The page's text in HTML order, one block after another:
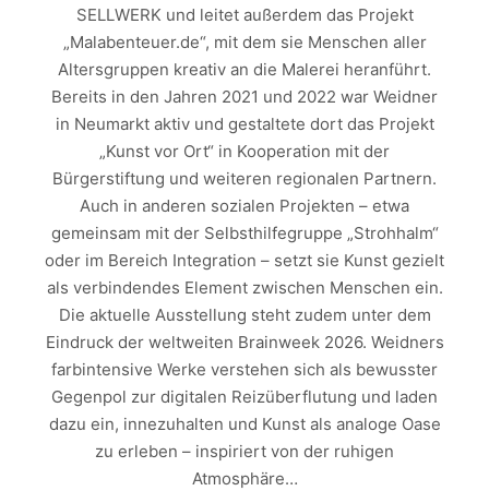
SELLWERK und leitet außerdem das Projekt
„Malabenteuer.de“, mit dem sie Menschen aller
Altersgruppen kreativ an die Malerei heranführt.
Bereits in den Jahren 2021 und 2022 war Weidner
in Neumarkt aktiv und gestaltete dort das Projekt
„Kunst vor Ort“ in Kooperation mit der
Bürgerstiftung und weiteren regionalen Partnern.
Auch in anderen sozialen Projekten – etwa
gemeinsam mit der Selbsthilfegruppe „Strohhalm“
oder im Bereich Integration – setzt sie Kunst gezielt
als verbindendes Element zwischen Menschen ein.
Die aktuelle Ausstellung steht zudem unter dem
Eindruck der weltweiten Brainweek 2026. Weidners
farbintensive Werke verstehen sich als bewusster
Gegenpol zur digitalen Reizüberflutung und laden
dazu ein, innezuhalten und Kunst als analoge Oase
zu erleben – inspiriert von der ruhigen
Atmosphäre…